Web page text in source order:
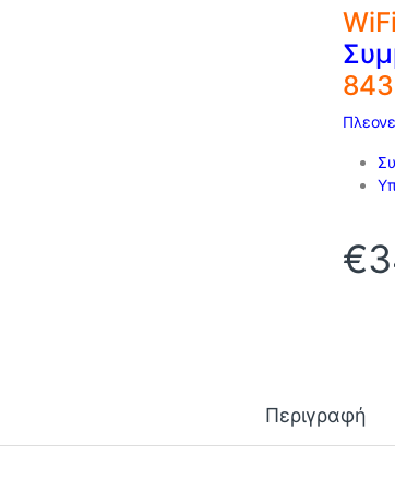
€
Περιγραφή